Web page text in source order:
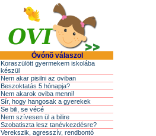
Óvónõ válaszol
Koraszülött gyermekem iskolába
készül
Nem akar pisilni az oviban
Beszoktatás 5 hónapja?
Nem akarok oviba menni!
Sír, hogy hangosak a gyerekek
Se bili, se vécé
Nem szívesen ül a bilire
Szobatiszta lesz tanévkezdésre?
Verekszik, agresszív, rendbontó